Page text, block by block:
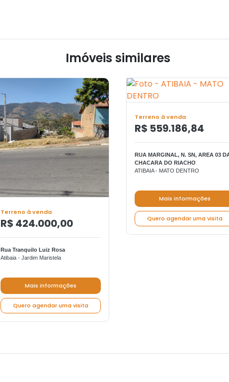
Imóveis similares
Terreno à venda
R$ 424.000,00
Rua Tranquilo Luiz Rosa
Atibaia - Jardim Maristela
Mais informações
Quero agendar uma visita
Terreno à venda
R$ 559.186,84
RUA MARGINAL, N. SN, AREA 03
CHACARA DO RIACHO
ATIBAIA - MATO DENTRO
Mais informações
Quero agendar uma visita